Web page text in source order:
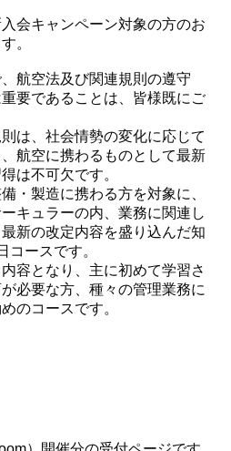
会キャンペーン対象の方のお
。
航空法及び関連規則の遵守
重要であることは、皆様既にご
は、社会情勢の変化に応じて
航空に携わるものとして最新
は不可欠です。
・製造に携わる方を対象に、
キュラーの内、業務に関連し
新の改定内容を盛り込んだ知
コースです。
容となり、主に初めて学習さ
必要な方、種々の管理業務に
のコースです。